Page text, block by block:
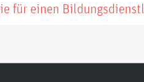
für einen